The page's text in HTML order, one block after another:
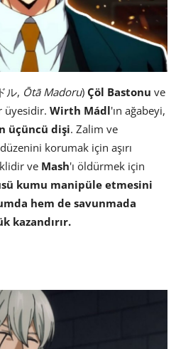
ル, Ōtā Madoru) Çöl Bastonu ve
üyesidir. Wirth Mádl'ın ağabeyi,
üçüncü dişi. Zalim ve
korumak için aşırı
ve Mash'ı öldürmek için
kumu manipüle etmesini
hem de savunmada
kazandırır.